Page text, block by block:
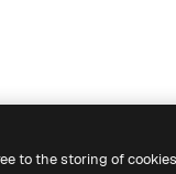
to the storing of